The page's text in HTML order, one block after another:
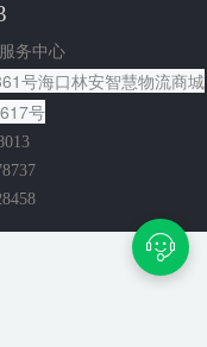
务中心
号海口林安智慧物流商城
号